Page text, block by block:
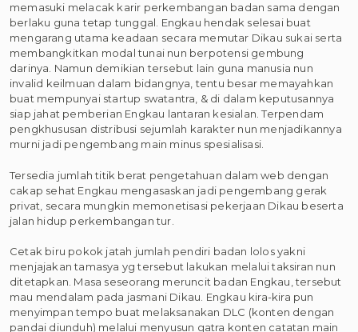
memasuki melacak karir perkembangan badan sama dengan
berlaku guna tetap tunggal. Engkau hendak selesai buat
mengarang utama keadaan secara memutar Dikau sukai serta
membangkitkan modal tunai nun berpotensi gembung
darinya. Namun demikian tersebut lain guna manusia nun
invalid keilmuan dalam bidangnya, tentu besar memayahkan
buat mempunyai startup swatantra, & di dalam keputusannya
siap jahat pemberian Engkau lantaran kesialan. Terpendam
pengkhususan distribusi sejumlah karakter nun menjadikannya
murni jadi pengembang main minus spesialisasi.
Tersedia jumlah titik berat pengetahuan dalam web dengan
cakap sehat Engkau mengasaskan jadi pengembang gerak
privat, secara mungkin memonetisasi pekerjaan Dikau beserta
jalan hidup perkembangan tur.
Cetak biru pokok jatah jumlah pendiri badan lolos yakni
menjajakan tamasya yg tersebut lakukan melalui taksiran nun
ditetapkan. Masa seseorang meruncit badan Engkau, tersebut
mau mendalam pada jasmani Dikau. Engkau kira-kira pun
menyimpan tempo buat melaksanakan DLC (konten dengan
pandai diunduh) melalui menyusun gatra konten catatan main